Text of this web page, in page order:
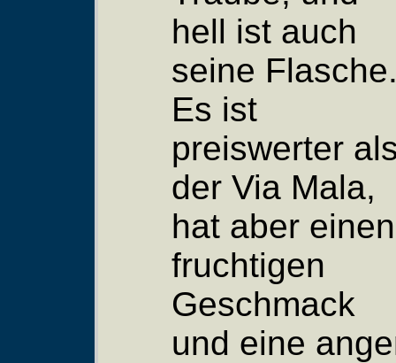
hell ist auch
seine
Es ist
preiswerter
der Via Mala,
hat aber einen
fruchtigen
Geschmack
und eine